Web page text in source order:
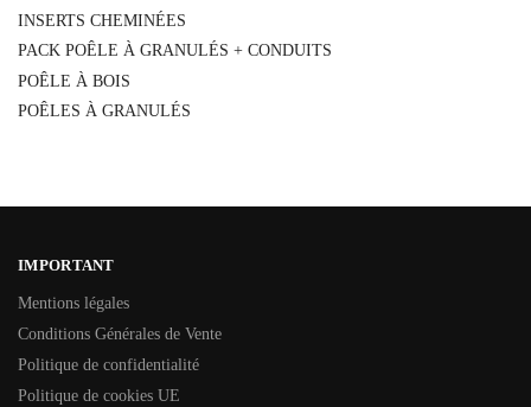
INSERTS CHEMINÉES
PACK POÊLE À GRANULÉS + CONDUITS
POÊLE À BOIS
POÊLES À GRANULÉS
IMPORTANT
Mentions légales
Conditions Générales de Vente
Politique de confidentialité
Politique de cookies UE